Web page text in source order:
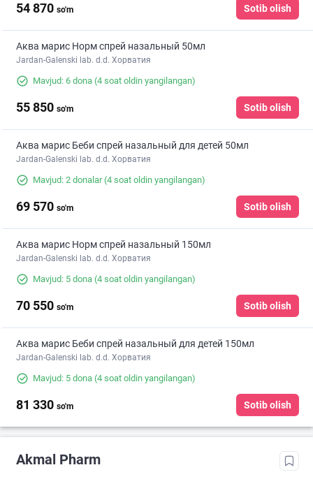
54 870 so'm Sotib olish
Аква марис Норм спрей назальный 50мл
Jardan-Galenski lab. d.d. Хорватия
Mavjud: 6 dona (4 soat oldin yangilangan)
55 850 so'm Sotib olish
Аква марис Беби спрей назальный для детей 50мл
Jardan-Galenski lab. d.d. Хорватия
Mavjud: 2 donalar(4 soat oldin yangilangan)
69 570 so'm Sotib olish
Аква марис Норм спрей назальный 150мл
Jardan-Galenski lab. d.d. Хорватия
Mavjud: 5 dona (4 soat oldin yangilangan)
70 550 so'm Sotib olish
Аква марис Беби спрей назальный для детей 150мл
Jardan-Galenski lab. d.d. Хорватия
Mavjud: 5 dona (4 soat oldin yangilangan)
81 330 so'm Sotib olish
Akmal Pharm